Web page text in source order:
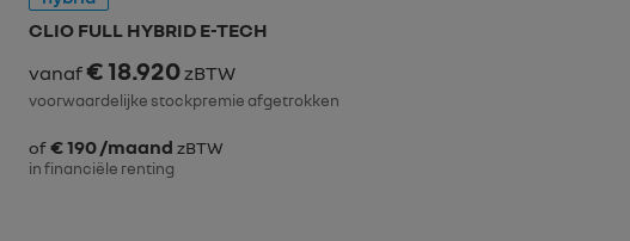
CLIO FULL HYBRID E-TECH
vanaf€ 18.920zBTW
voorwaardelijke stockpremie afgetrokken
of€ 190 /maand zBTW
in financiële renting